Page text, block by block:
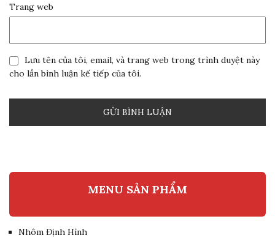
Trang web
Lưu tên của tôi, email, và trang web trong trình duyệt này
cho lần bình luận kế tiếp của tôi.
MENU SẢN PHẨM
Nhôm Định Hình